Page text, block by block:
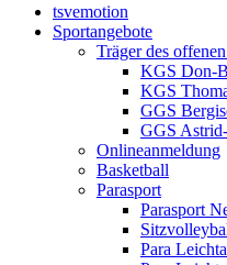
tsvemotion
Sportangebote
Träger des
KGS Don-
KGS
GGS
GGS
Onlineanmeldung
Basketball
Parasport
Parasport
Para